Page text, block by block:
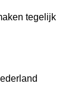
tegelijk